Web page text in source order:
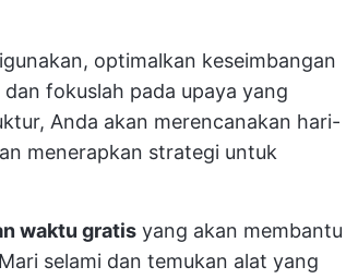
optimalkan keseimbangan
fokuslah pada upaya yang
Anda akan merencanakan hari-
menerapkan strategi untuk
waktu gratis yang akan membantu
selami dan temukan alat yang